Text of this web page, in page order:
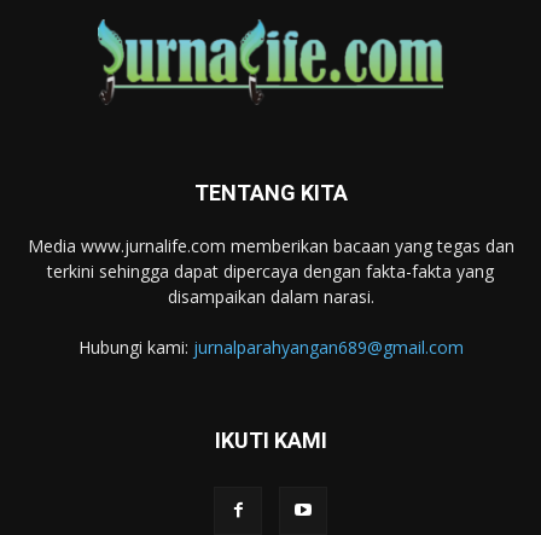
TENTANG KITA
Media www.jurnalife.com memberikan bacaan yang tegas dan
terkini sehingga dapat dipercaya dengan fakta-fakta yang
disampaikan dalam narasi.
Hubungi kami: jurnalparahyangan689@gmail.com
IKUTI KAMI